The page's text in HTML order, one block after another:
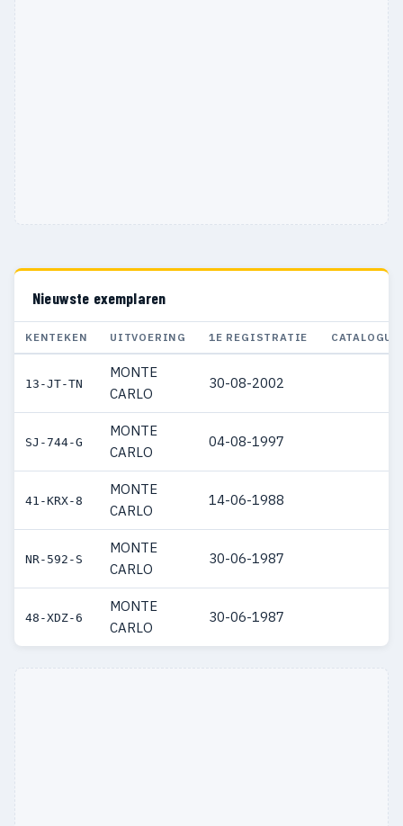
Nieuwste exemplaren
KENTEKEN UITVOERING 1E REGISTRATIE
13-JT-TN
MONTE
CARLO
30-08-2002
SJ-744-G
MONTE
CARLO
04-08-1997
41-KRX-8
MONTE
CARLO
14-06-1988
NR-592-S
MONTE
CARLO
30-06-1987
48-XDZ-6
MONTE
CARLO
30-06-1987